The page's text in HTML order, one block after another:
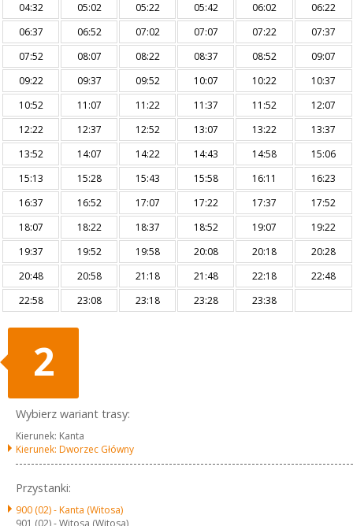
04:32
05:02 05:22 05:42 06:02
06:22
06:37
06:52 07:02 07:07 07:22
07:37
07:52
08:07 08:22 08:37 08:52
09:07
09:22
09:37 09:52 10:07 10:22
10:37
10:52
11:07 11:22 11:37 11:52
12:07
12:22
12:37 12:52 13:07 13:22
13:37
13:52
14:07 14:22 14:43 14:58
15:06
15:13
15:28 15:43 15:58 16:11
16:23
16:37
16:52 17:07 17:22 17:37
17:52
18:07
18:22 18:37 18:52 19:07
19:22
19:37
19:52 19:58 20:08 20:18
20:28
20:48
20:58 21:18 21:48 22:18
22:48
22:58
23:08 23:18 23:28 23:38
2
Wybierz wariant trasy:
Kierunek: Kanta
Kierunek: Dworzec Główny
Przystanki:
900 (02) -Kanta (Witosa)
901 (02) -Witosa (Witosa)